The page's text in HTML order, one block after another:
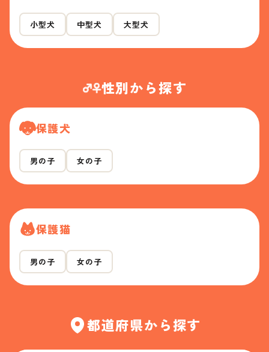
小型犬 中型犬 大型犬
性別から探す
保護犬
男の子 女の子
保護猫
男の子 女の子
都道府県から探す